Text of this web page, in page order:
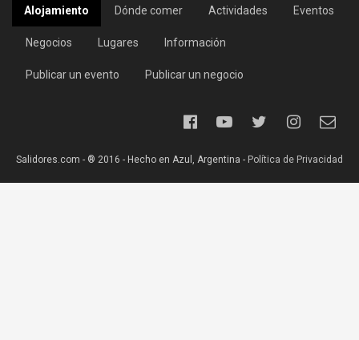
Alojamiento Dónde comer Actividades Eventos
Negocios Lugares Información
Publicar un evento Publicar un negocio
Salidores.com - ® 2016 - Hecho en Azul, Argentina - Política de Privacidad